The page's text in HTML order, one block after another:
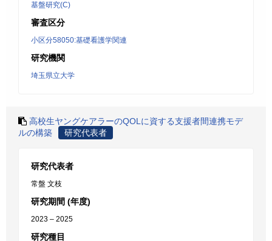
基盤研究(C)
審査区分
小区分58050:基礎看護学関連
研究機関
埼玉県立大学
高校生ヤングケアラーのQOLに資する支援者間連携モデ
ルの構築
研究代表者
研究代表者
常盤 文枝
研究期間 (年度)
2023 – 2025
研究種目